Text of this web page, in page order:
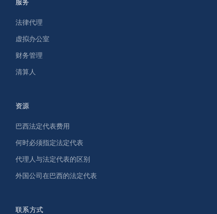
服务
法律代理
虚拟办公室
财务管理
清算人
资源
巴西法定代表费用
何时必须指定法定代表
代理人与法定代表的区别
外国公司在巴西的法定代表
联系方式